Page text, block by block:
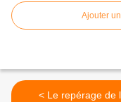
Ajouter
< Le repérage de la